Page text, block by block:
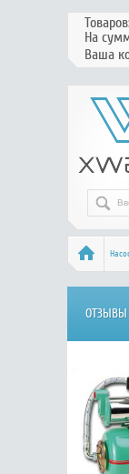
Товаров:
На
Ваша
5/25/ Отзывы
ОТЗЫВЫ